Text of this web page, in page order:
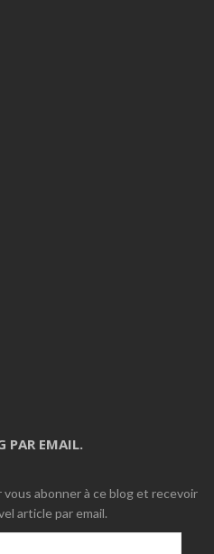
PAR EMAIL.
abonner à ce blog et recevoir
article par email.